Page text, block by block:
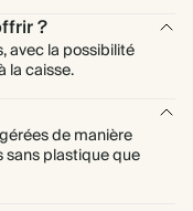
?
avec la possibilité
la caisse.
de manière
plastique que